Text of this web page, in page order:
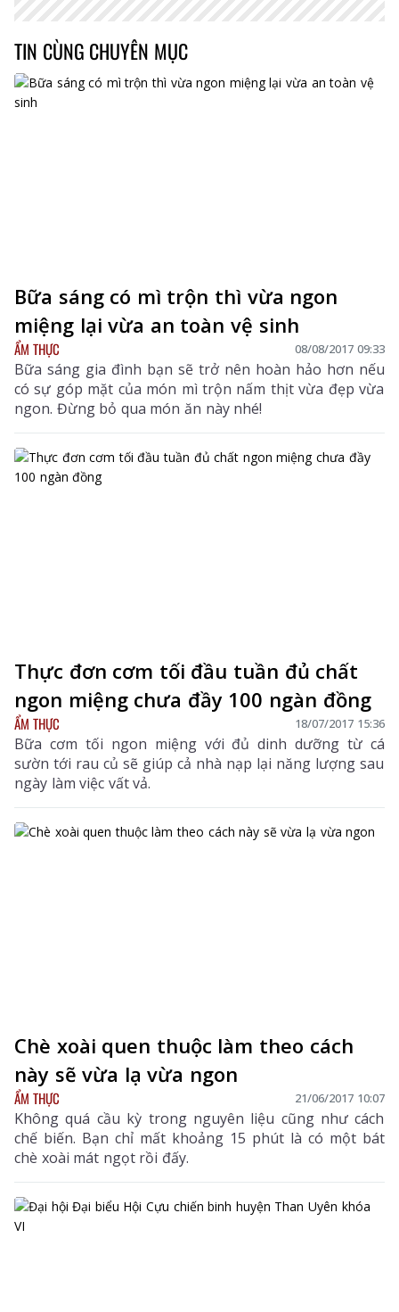
TIN CÙNG CHUYÊN MỤC
Bữa sáng có mì trộn thì vừa ngon
miệng lại vừa an toàn vệ sinh
ẨM THỰC 08/08/2017 09:33
Bữa sáng gia đình bạn sẽ trở nên hoàn hảo hơn nếu
có sự góp mặt của món mì trộn nấm thịt vừa đẹp vừa
ngon. Đừng bỏ qua món ăn này nhé!
Thực đơn cơm tối đầu tuần đủ chất
ngon miệng chưa đầy 100 ngàn đồng
ẨM THỰC 18/07/2017 15:36
Bữa cơm tối ngon miệng với đủ dinh dưỡng từ cá
sườn tới rau củ sẽ giúp cả nhà nạp lại năng lượng sau
ngày làm việc vất vả.
Chè xoài quen thuộc làm theo cách
này sẽ vừa lạ vừa ngon
ẨM THỰC 21/06/2017 10:07
Không quá cầu kỳ trong nguyên liệu cũng như cách
chế biến. Bạn chỉ mất khoảng 15 phút là có một bát
chè xoài mát ngọt rồi đấy.